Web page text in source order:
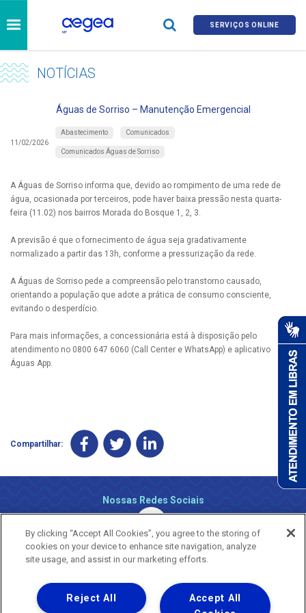
SERVIÇOS ONLINE
NOTÍCIAS
Águas de Sorriso – Manutenção Emergencial
11/02/2026
Abastecimento Comunicados
Comunicados Águas de Sorriso
A Águas de Sorriso informa que, devido ao rompimento de uma rede de
água, ocasionada por terceiros, pode haver baixa pressão nesta quarta-
feira (11.02) nos bairros Morada do Bosque 1, 2, 3.
A previsão é que o fornecimento de água seja gradativamente
normalizado a partir das 13h, conforme a pressurização da rede.
A Águas de Sorriso pede a compreensão pelo transtorno causado,
orientando a população que adote a prática de consumo consciente,
evitando o desperdício.
Para mais informações, a concessionária está à disposição pelo
atendimento no 0800 647 6060 (Call Center e WhatsApp) e aplicativo
Águas App.
Compartilhar:
Nossas Redes Sociais
Uma empresa
Copyright ® 2026 - Todos os Direitos Reservados.
By clicking “Accept All Cookies”, you agree to the storing of
cookies on your device to enhance site navigation, analyze
site usage, and assist in our marketing efforts.
Accept All
Reject All